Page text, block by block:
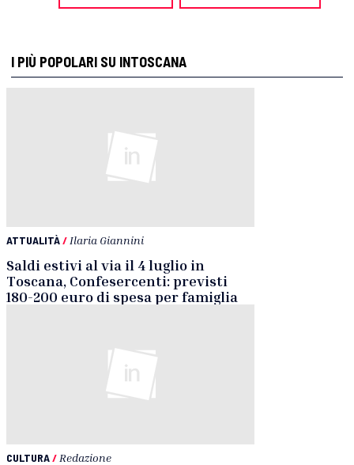
I PIÙ POPOLARI SU INTOSCANA
ATTUALITÀ/ Ilaria Giannini
Saldi estivi al via il 4 luglio in
Toscana, Confesercenti: previsti
180-200 euro di spesa per famiglia
CULTURA/ Redazione